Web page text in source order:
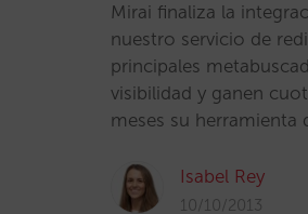
Mirai finaliza la
nuestro servicio de
principales
visibilidad y ganen
meses su herramienta
Isabel Rey
10/10/2013